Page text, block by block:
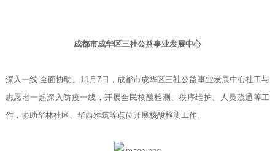
成都市成华区三社公益事业发展中心
深入一线 全面协助。11月7日，成都市成华区三社公益事业发展中心社工与
志愿者一起深入防疫一线，开展全民核酸检测、秩序维护、人员疏通等工
作，协助华林社区、华西雅筑等点位开展核酸检测工作。